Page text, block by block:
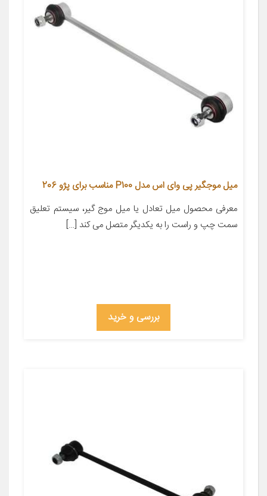
میل موجگیر پی وای اس مدل P100 مناسب برای پژو 206
معرفی محصول میل تعادل یا میل موج گیر، سیستم تعلیق
سمت چپ و راست را به یکدیگر متصل می کند […]
بررسی و خرید